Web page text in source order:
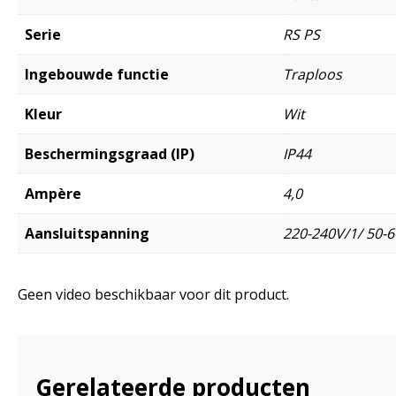
Serie RS PS
Ingebouwde functie Traploos
Kleur Wit
Beschermingsgraad (IP) IP44
Ampère 4,0
Aansluitspanning 220-240V/1/ 50-
Geen video beschikbaar voor dit product.
Gerelateerde producten